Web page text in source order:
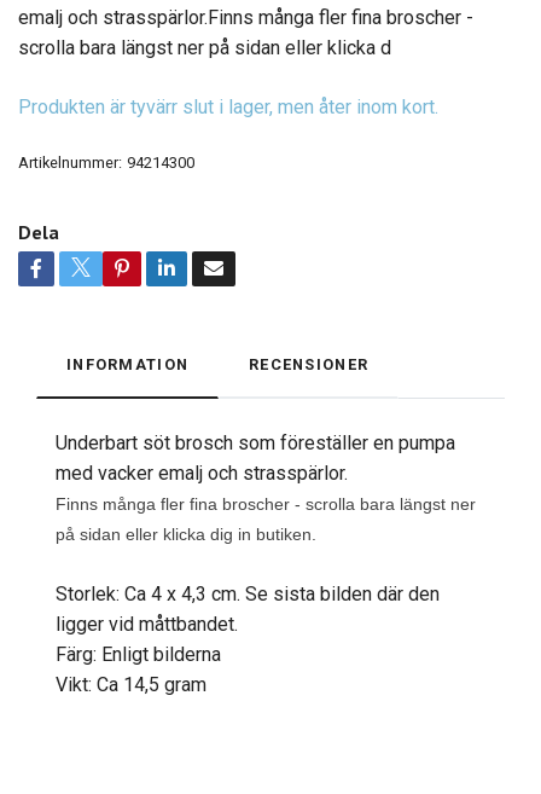
emalj och strasspärlor.Finns många fler fina broscher -
scrolla bara längst ner på sidan eller klicka d
Produkten är tyvärr slut i lager, men åter inom kort.
Artikelnummer: 94214300
Dela
INFORMATION RECENSIONER
Underbart söt brosch som föreställer en pumpa
med vacker emalj och strasspärlor.
Finns många fler fina broscher - scrolla bara längst ner
på sidan eller klicka dig in butiken.
Storlek: Ca 4 x 4,3 cm. Se sista bilden där den
ligger vid måttbandet.
Färg: Enligt bilderna
Vikt: Ca 14,5 gram